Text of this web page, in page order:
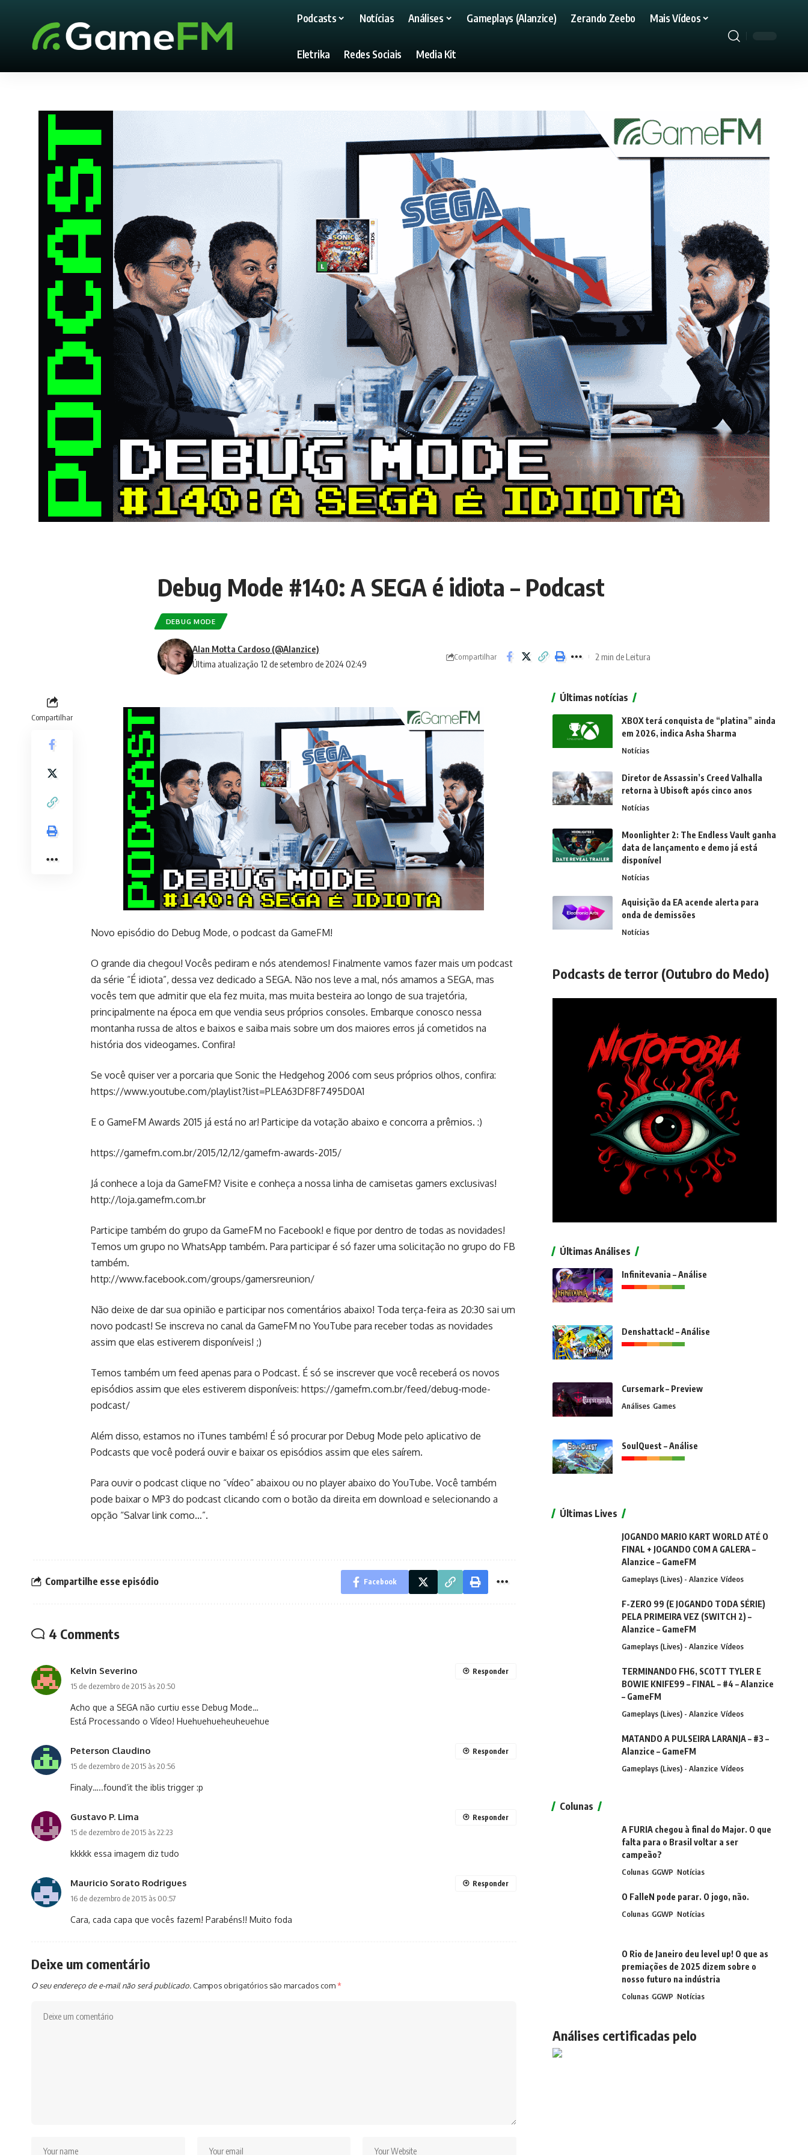
Podcasts Notícias Análises Gameplays (Alanzice) Zerando Zeebo Mais Vídeos
Eletrika Redes Sociais Media Kit
Debug Mode #140: A SEGA é idiota – Podcast
DEBUG MODE
Última atualização 12 de setembro de 2024 02:49
Alan Motta Cardoso (@Alanzice)
Compartilhar 2 min de Leitura
Compartilhar
Novo episódio do Debug Mode, o podcast da GameFM!
O grande dia chegou! Vocês pediram e nós atendemos! Finalmente vamos fazer mais um podcast
da série “É idiota”, dessa vez dedicado a SEGA. Não nos leve a mal, nós amamos a SEGA, mas
vocês tem que admitir que ela fez muita, mas muita besteira ao longo de sua trajetória,
principalmente na época em que vendia seus próprios consoles. Embarque conosco nessa
montanha russa de altos e baixos e saiba mais sobre um dos maiores erros já cometidos na
história dos videogames. Confira!
Se você quiser ver a porcaria que Sonic the Hedgehog 2006 com seus próprios olhos, confira:
https://www.youtube.com/playlist?list=PLEA63DF8F7495D0A1
E o GameFM Awards 2015 já está no ar! Participe da votação abaixo e concorra a prêmios. :)
https://gamefm.com.br/2015/12/12/gamefm-awards-2015/
Já conhece a loja da GameFM? Visite e conheça a nossa linha de camisetas gamers exclusivas!
http://loja.gamefm.com.br
Participe também do grupo da GameFM no Facebook! e fique por dentro de todas as novidades!
Temos um grupo no WhatsApp também. Para participar é só fazer uma solicitação no grupo do FB
também.
http://www.facebook.com/groups/gamersreunion/
Não deixe de dar sua opinião e participar nos comentários abaixo! Toda terça-feira as 20:30 sai um
novo podcast! Se inscreva no canal da GameFM no YouTube para receber todas as novidades
assim que elas estiverem disponíveis! ;)
Temos também um feed apenas para o Podcast. É só se inscrever que você receberá os novos
episódios assim que eles estiverem disponíveis: https://gamefm.com.br/feed/debug-mode-
podcast/
Além disso, estamos no iTunes também! É só procurar por Debug Mode pelo aplicativo de
Podcasts que você poderá ouvir e baixar os episódios assim que eles saírem.
Para ouvir o podcast clique no “vídeo” abaixou ou no player abaixo do YouTube. Você também
pode baixar o MP3 do podcast clicando com o botão da direita em download e selecionando a
opção “Salvar link como…”.
Compartilhe esse episódio Facebook
4 Comments
Kelvin Severino
15 de dezembro de 2015 às 20:50
Acho que a SEGA não curtiu esse Debug Mode…
Está Processando o Vídeo! Huehuehueheuheuehue
Responder
Peterson Claudino
15 de dezembro de 2015 às 20:56
Finaly…..found’it the iblis trigger :p
Responder
Gustavo P. Lima
15 de dezembro de 2015 às 22:23
kkkkk essa imagem diz tudo
Responder
Mauricio Sorato Rodrigues
16 de dezembro de 2015 às 00:57
Cara, cada capa que vocês fazem! Parabéns!! Muito foda
Responder
Deixe um comentário
O seu endereço de e-mail não será publicado. Campos obrigatórios são marcados com*
Últimas notícias
XBOX terá conquista de “platina” ainda
em 2026, indica Asha Sharma
Notícias
Diretor de Assassin’s Creed Valhalla
retorna à Ubisoft após cinco anos
Notícias
Moonlighter 2: The Endless Vault ganha
data de lançamento e demo já está
disponível
Notícias
Aquisição da EA acende alerta para
onda de demissões
Notícias
Podcasts de terror (Outubro do Medo)
Últimas Análises
Infinitevania – Análise
Denshattack! – Análise
Cursemark – Preview
Análises Games
SoulQuest – Análise
Últimas Lives
JOGANDO MARIO KART WORLD ATÉ O
FINAL + JOGANDO COM A GALERA –
Alanzice – GameFM
Gameplays (Lives) - Alanzice Vídeos
F-ZERO 99 (E JOGANDO TODA SÉRIE)
PELA PRIMEIRA VEZ (SWITCH 2) –
Alanzice – GameFM
Gameplays (Lives) - Alanzice Vídeos
TERMINANDO FH6, SCOTT TYLER E
BOWIE KNIFE99 – FINAL – #4 – Alanzice
– GameFM
Gameplays (Lives) - Alanzice Vídeos
MATANDO A PULSEIRA LARANJA – #3 –
Alanzice – GameFM
Gameplays (Lives) - Alanzice Vídeos
Colunas
A FURIA chegou à final do Major. O que
falta para o Brasil voltar a ser
campeão?
Colunas GGWP Notícias
O FalleN pode parar. O jogo, não.
Colunas GGWP Notícias
O Rio de Janeiro deu level up! O que as
premiações de 2025 dizem sobre o
nosso futuro na indústria
Colunas GGWP Notícias
Análises certificadas pelo